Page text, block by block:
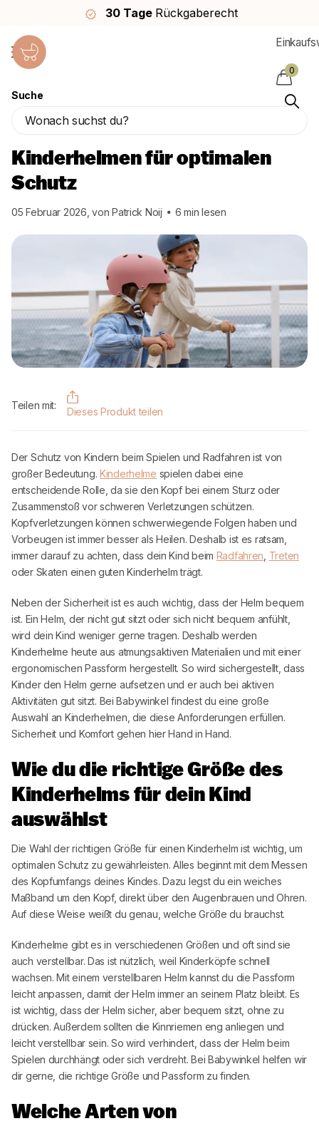
30 Tage Rückgaberecht
Suche
0
Homepage
Entdecke die große Auswahl an Kinderhelmen für optimalen Schutz
Kinderhelmen für optimalen
Schutz
05 Februar 2026 , von Patrick Noij 6 min lesen
Teilen mit:
Dieses Produkt teilen
Der Schutz von Kindern beim Spielen und Radfahren ist von
großer Bedeutung. Kinderhelme spielen dabei eine
entscheidende Rolle, da sie den Kopf bei einem Sturz oder
Zusammenstoß vor schweren Verletzungen schützen.
Kopfverletzungen können schwerwiegende Folgen haben und
Vorbeugen ist immer besser als Heilen. Deshalb ist es ratsam,
immer darauf zu achten, dass dein Kind beim Radfahren Treten
oder Skaten einen guten Kinderhelm trägt.
Neben der Sicherheit ist es auch wichtig, dass der Helm bequem
ist. Ein Helm, der nicht gut sitzt oder sich nicht bequem anfühlt,
wird dein Kind weniger gerne tragen. Deshalb werden
Kinderhelme heute aus atmungsaktiven Materialien und mit einer
ergonomischen Passform hergestellt. So wird sichergestellt, dass
Kinder den Helm gerne aufsetzen und er auch bei aktiven
Aktivitäten gut sitzt. BeiBabywinkel findest du eine große
Auswahl an Kinderhelmen, die diese Anforderungen erfüllen.
Sicherheit und Komfort gehen hier Hand in Hand.
Wie du die richtige Größe des
Kinderhelms für dein Kind
auswählst
Die Wahl der richtigen Größe für einen Kinderhelm ist wichtig, um
optimalen Schutz zu gewährleisten. Alles beginnt mit dem Messen
des Kopfumfangs deines Kindes. Dazu legst du ein weiches
Maßband um den Kopf, direkt über den Augenbrauen und Ohren.
Auf diese Weise weißt du genau, welche Größe du brauchst.
Kinderhelme gibt es in verschiedenen Größen und oft sind sie
auch verstellbar. Das ist nützlich, weil Kinderköpfe schnell
wachsen. Mit einem verstellbaren Helm kannst du die Passform
leicht anpassen, damit der Helm immer an seinem Platz bleibt. Es
ist wichtig, dass der Helm sicher, aber bequem sitzt, ohne zu
drücken. Außerdem sollten die Kinnriemen eng anliegen und
leicht verstellbar sein. So wird verhindert, dass der Helm beim
Spielen durchhängt oder sich verdreht. Bei Babywinkel helfen wir
dir gerne, die richtige Größe und Passform zu finden.
Welche Arten von